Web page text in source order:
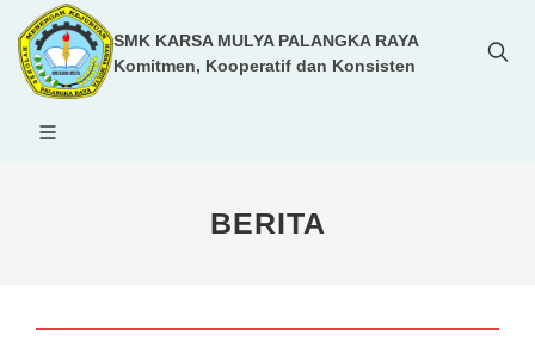
SMK KARSA MULYA PALANGKA RAYA
Komitmen, Kooperatif dan Konsisten
BERITA